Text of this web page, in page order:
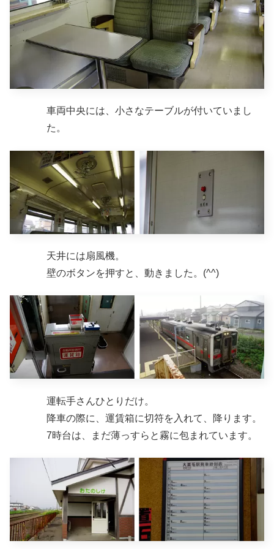
車両中央には、小さなテーブルが付いていまし
た。
天井には扇風機。
壁のボタンを押すと、動きました。(^^)
運転手さんひとりだけ。
降車の際に、運賃箱に切符を入れて、降ります。
7時台は、まだ薄っすらと霧に包まれています。